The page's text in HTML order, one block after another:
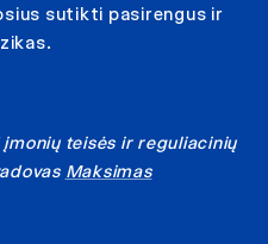
sutikti pasirengus ir
teisės ir reguliacinių
Maksimas